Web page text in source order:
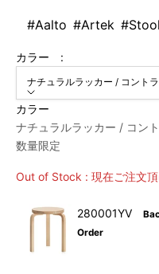
#Aalto #Artek
カラー :
ナチュラルラ
カラー
ナチュラルラッカー / コントラストベニヤ *
数量限定
Out of Stock : 現在ご注文
280001YV
Order